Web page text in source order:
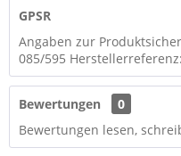
GPSR
Angaben zur
085/595
Bewertungen
0
Bewertungen lesen,